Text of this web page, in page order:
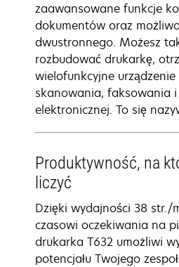
zaawansowane funkcje
dokumentów oraz
dwustronnego. Możesz
rozbudować drukarkę,
wielofunkcyjne
skanowania, faksowania i
elektronicznej. To się
Produktywność, na
liczyć
Dzięki wydajności 38 str./
czasowi oczekiwania na
drukarka T632 umożliwi
potencjału Twojego